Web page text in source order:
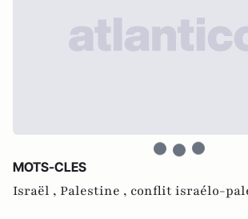
MOTS-CLES
Israël , Palestine , conflit israélo-